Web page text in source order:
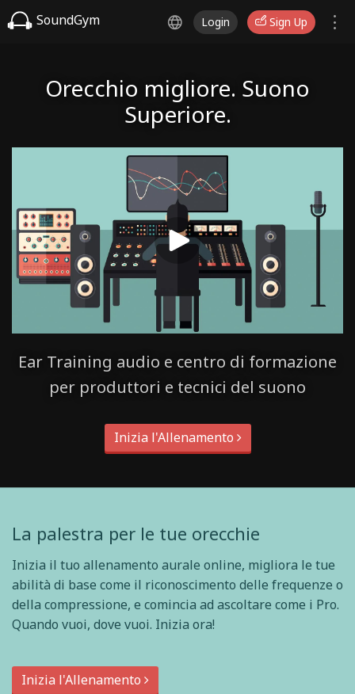
SoundGym Login Sign Up
Orecchio migliore. Suono
Superiore.
Ear Training audio e centro di formazione
per produttori e tecnici del suono
Inizia l'Allenamento
La palestra per le tue orecchie
Inizia il tuo allenamento aurale online, migliora le tue
abilità di base come il riconoscimento delle frequenze o
della compressione, e comincia ad ascoltare come i Pro.
Quando vuoi, dove vuoi. Inizia ora!
Inizia l'Allenamento